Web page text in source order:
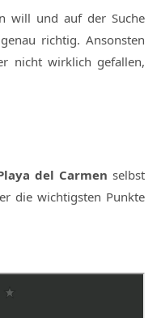
will und auf der Suche
richtig. Ansonsten
nicht wirklich gefallen,
del Carmen selbst
die wichtigsten Punkte